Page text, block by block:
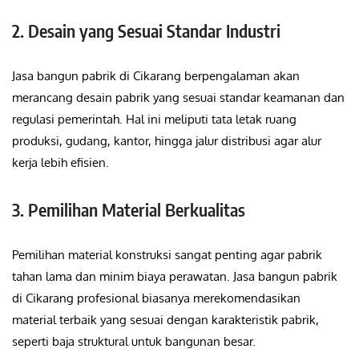
2. Desain yang Sesuai Standar Industri
Jasa bangun pabrik di Cikarang berpengalaman akan
merancang desain pabrik yang sesuai standar keamanan dan
regulasi pemerintah. Hal ini meliputi tata letak ruang
produksi, gudang, kantor, hingga jalur distribusi agar alur
kerja lebih efisien.
3. Pemilihan Material Berkualitas
Pemilihan material konstruksi sangat penting agar pabrik
tahan lama dan minim biaya perawatan. Jasa bangun pabrik
di Cikarang profesional biasanya merekomendasikan
material terbaik yang sesuai dengan karakteristik pabrik,
seperti baja struktural untuk bangunan besar.